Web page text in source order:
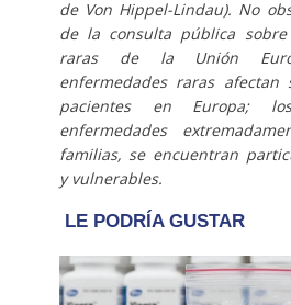
de Von Hippel-Lindau). No
de la consulta pública sobre
raras de la Unión
enfermedades raras afectan
pacientes en Europa;
enfermedades
familias, se encuentran
y vulnerables.